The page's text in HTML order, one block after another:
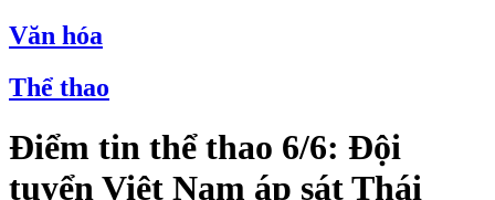
Văn hóa
Thể thao
Điểm tin thể thao 6/6: Đội
tuyển Việt Nam áp sát Thái